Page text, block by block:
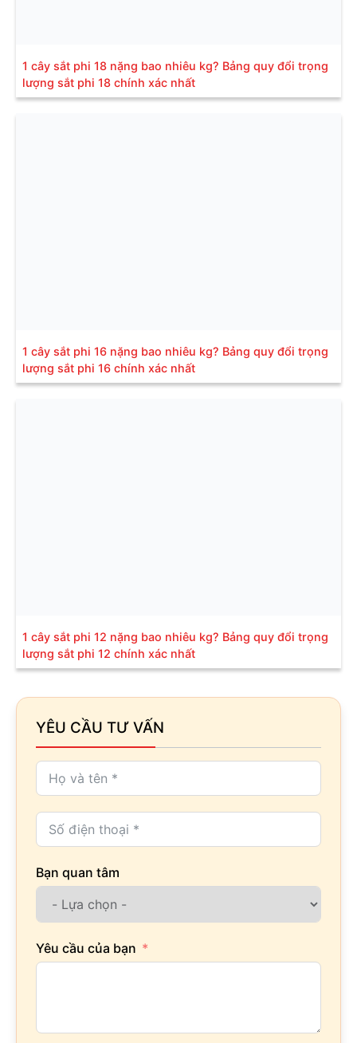
1 cây sắt phi 18 nặng bao nhiêu kg? Bảng quy đổi trọng
lượng sắt phi 18 chính xác nhất
1 cây sắt phi 16 nặng bao nhiêu kg? Bảng quy đổi trọng
lượng sắt phi 16 chính xác nhất
1 cây sắt phi 12 nặng bao nhiêu kg? Bảng quy đổi trọng
lượng sắt phi 12 chính xác nhất
YÊU CẦU TƯ VẤN
Bạn quan tâm
Yêu cầu của bạn